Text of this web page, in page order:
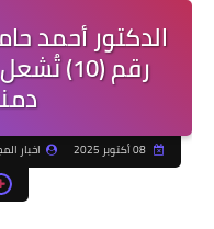
الدكتور أحمد
رقم
08 أكتوبر 2025 اخبار